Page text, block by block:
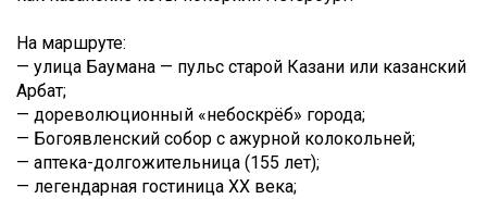
На маршруте:
— улица Баумана — пульс старой Казани или казанский
Арбат;
— дореволюционный «небоскрёб» города;
— Богоявленский собор с ажурной колокольней;
— аптека-долгожительница (155 лет);
— легендарная гостиница XX века;